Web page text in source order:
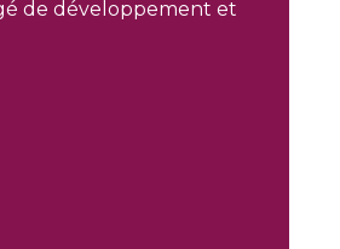
de développement et